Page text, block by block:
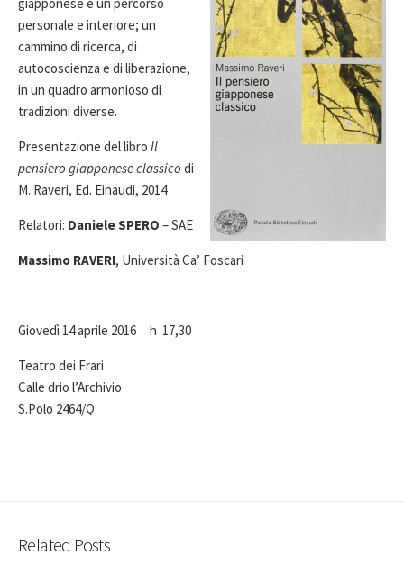
personale e interiore; un
cammino di ricerca, di
autocoscienza e di liberazione,
in un quadro armonioso di
tradizioni diverse.
Presentazione del libro Il
pensiero giapponese classico di
M. Raveri, Ed. Einaudi, 2014
Relatori: Daniele SPERO – SAE
Massimo RAVERI, Università Ca’ Foscari
Giovedì 14 aprile 2016 h 17,30
Teatro dei Frari
Calle drio l’Archivio
S.Polo 2464/Q
Related Posts